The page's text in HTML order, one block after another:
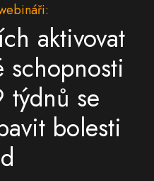
aktivovat
schopnosti
týdnů se
bolesti